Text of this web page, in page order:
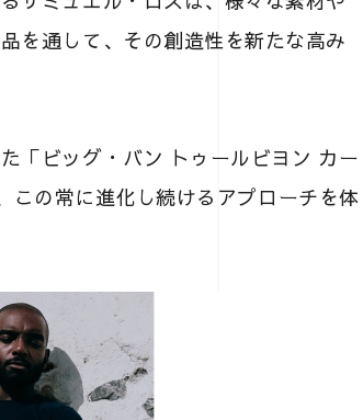
を通して、その創造性を新たな高み
「ビッグ・バン トゥールビヨン カー
の常に進化し続けるアプローチを体